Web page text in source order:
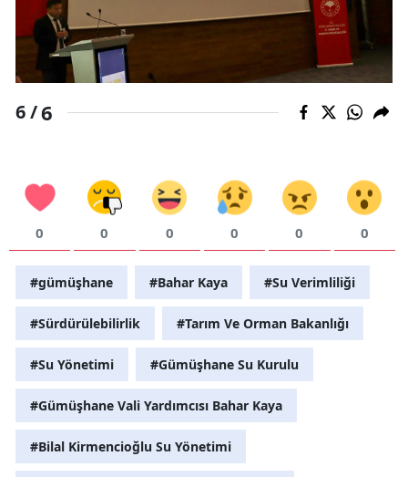
6 /6
0 0 0 0 0 0
#gümüşhane #Bahar Kaya #Su Verimliliği
#Sürdürülebilirlik #Tarım Ve Orman Bakanlığı
#Su Yönetimi #Gümüşhane Su Kurulu
#Gümüşhane Vali Yardımcısı Bahar Kaya
#Bilal Kirmencioğlu Su Yönetimi